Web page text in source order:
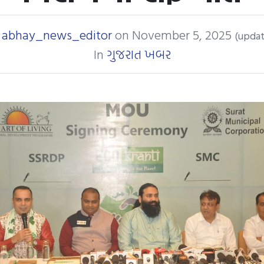
abhay_news_editoron November 5, 2025
In ગુજરાત ખબર